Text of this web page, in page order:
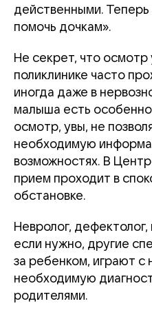
действенными. Теперь
помочь дочкам».
Не секрет, что осмотр
поликлинике часто
иногда даже в
малыша есть
осмотр, увы, не
необходимую
возможностях. В
прием проходит в
обстановке.
Невролог,
если нужно, другие
за ребенком, играют с
необходимую
родителями.